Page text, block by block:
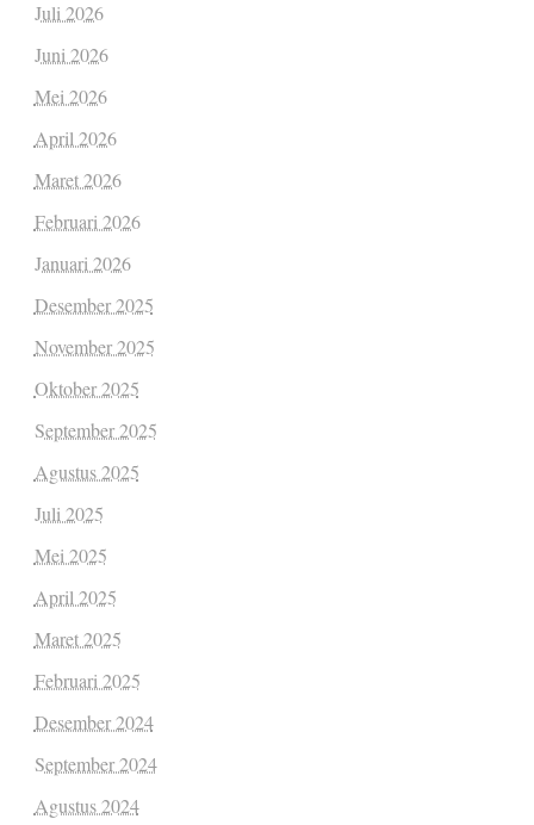
Juli 2026
Juni 2026
Mei 2026
April 2026
Maret 2026
Februari 2026
Januari 2026
Desember 2025
November 2025
Oktober 2025
September 2025
Agustus 2025
Juli 2025
Mei 2025
April 2025
Maret 2025
Februari 2025
Desember 2024
September 2024
Agustus 2024